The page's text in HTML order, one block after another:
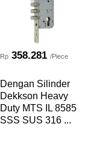
Rp 358.281 /Piece
Dengan Silinder
Dekkson Heavy
Duty MTS IL 8585
SSS SUS 316 ...